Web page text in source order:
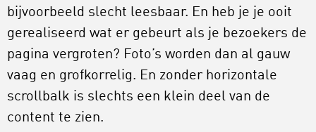
bijvoorbeeld slecht leesbaar. En heb je je ooit
gerealiseerd wat er gebeurt als je bezoekers de
pagina vergroten? Foto’s worden dan al gauw
vaag en grofkorrelig. En zonder horizontale
scrollbalk is slechts een klein deel van de
content te zien.